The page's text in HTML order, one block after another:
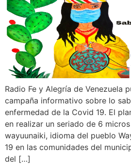
Radio Fe y Alegría de Venezuela
campaña informativo sobre lo
enfermedad de la Covid 19. El
en realizar un seriado de 6
wayuunaiki, idioma del pueblo
19 en las comunidades del
del […]